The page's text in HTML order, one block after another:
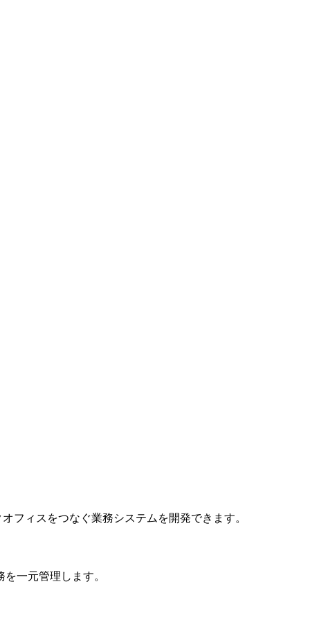
フィスをつなぐ業務システムを開発できます。
一元管理します。